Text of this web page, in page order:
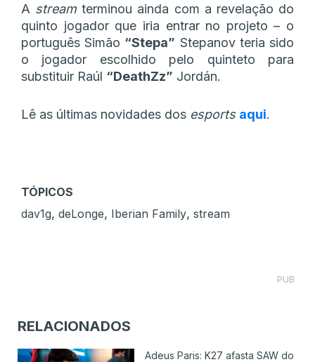
A streamterminou ainda com a revelação do
quinto jogador que iria entrar no projeto – o
português Simão “Stepa” Stepanov teria sido
o jogador escolhido pelo quinteto para
substituir Raúl “DeathZz” Jordán.
Lê as últimas novidades dos esports aqui.
TÓPICOS
dav1g, deLonge, Iberian Family, stream
PUB
RELACIONADOS
Adeus Paris: K27 afasta SAW do